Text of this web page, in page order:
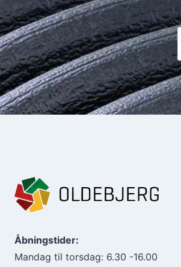
Åbningstider:
Mandag til torsdag: 6.30 -16.00